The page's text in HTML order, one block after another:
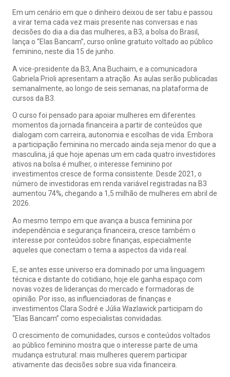
Em um cenário em que o dinheiro deixou de ser tabu e passou
a virar tema cada vez mais presente nas conversas e nas
decisões do dia a dia das mulheres, a B3, a bolsa do Brasil,
lança o “Elas Bancam”, curso online gratuito voltado ao público
feminino, neste dia 15 de junho.
A vice-presidente da B3, Ana Buchaim, e a comunicadora
Gabriela Prioli apresentam a atração. As aulas serão publicadas
semanalmente, ao longo de seis semanas, na plataforma de
cursos da B3
O curso foi pensado para apoiar mulheres em diferentes
momentos da jornada financeira a partir de conteúdos que
dialogam com carreira, autonomia e escolhas de vida. Embora
a participação feminina no mercado ainda seja menor do que a
masculina, já que hoje apenas um em cada quatro investidores
ativos na bolsa é mulher, o interesse feminino por
investimentos cresce de forma consistente. Desde 2021, o
número de investidoras em renda variável registradas na B3
aumentou 74%, chegando a 1,5 milhão de mulheres em abril de
2026.
Ao mesmo tempo em que avança a busca feminina por
independência e segurança financeira, cresce também o
interesse por conteúdos sobre finanças, especialmente
aqueles que conectam o tema a aspectos da vida real.
E, se antes esse universo era dominado por uma linguagem
técnica e distante do cotidiano, hoje ele ganha espaço com
novas vozes de lideranças do mercado e formadoras de
opinião. Por isso, as influenciadoras de finanças e
investimentos Clara Sodré e Júlia Wazlawick participam do
“Elas Bancam” como especialistas convidadas.
O crescimento de comunidades, cursos e conteúdos voltados
ao público feminino mostra que o interesse parte de uma
mudança estrutural: mais mulheres querem participar
ativamente das decisões sobre sua vida financeira.